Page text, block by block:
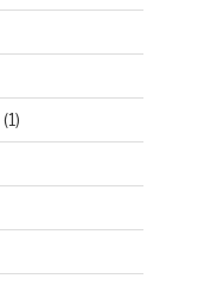
(1)